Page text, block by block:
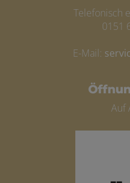
Telefonisch
0151
E-Mail:
Auf